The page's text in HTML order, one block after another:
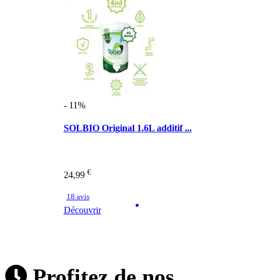
- 11%
SOLBIO Original 1.6L additif ...
24,99 €
18 avis
Découvrir